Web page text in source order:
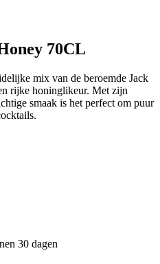
70CL
mix van de beroemde Jack
rijke honinglikeur. Met zijn
smaak is het perfect om puur
30 dagen